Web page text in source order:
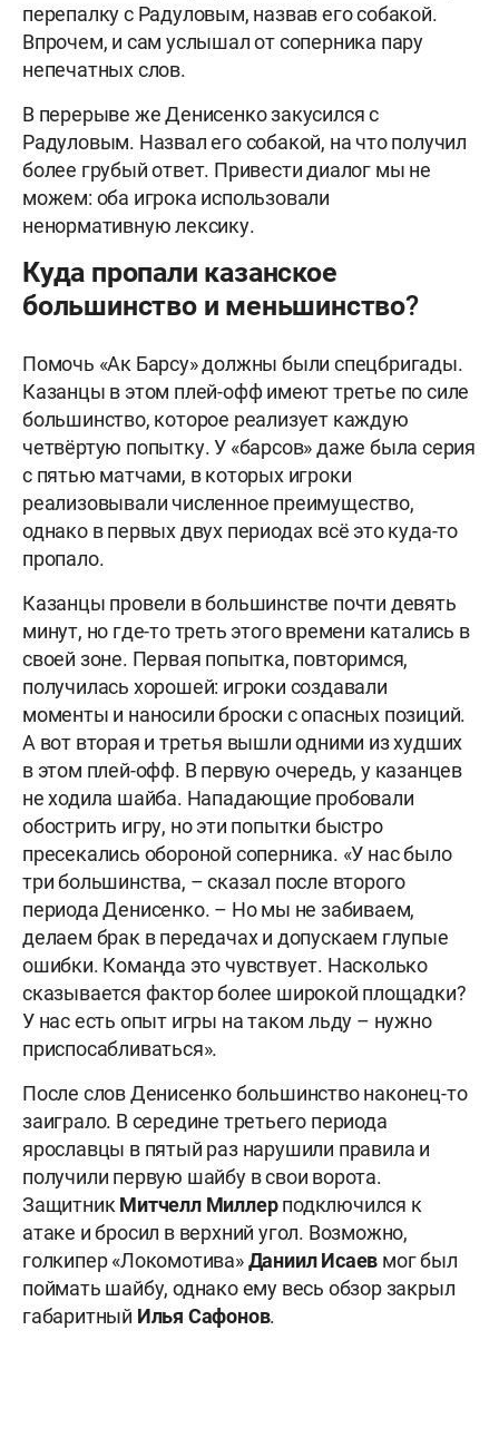
перепалку с Радуловым, назвав его собакой.
Впрочем, и сам услышал от соперника пару
непечатных слов.
В перерыве же Денисенко закусился с
Радуловым. Назвал его собакой, на что получил
более грубый ответ. Привести диалог мы не
можем: оба игрока использовали
ненормативную лексику.
Куда пропали казанское
большинство и меньшинство?
Помочь «Ак Барсу» должны были спецбригады.
Казанцы в этом плей-офф имеют третье по силе
большинство, которое реализует каждую
четвёртую попытку. У «барсов» даже была серия
с пятью матчами, в которых игроки
реализовывали численное преимущество,
однако в первых двух периодах всё это куда-то
пропало.
Казанцы провели в большинстве почти девять
минут, но где-то треть этого времени катались в
своей зоне. Первая попытка, повторимся,
получилась хорошей: игроки создавали
моменты и наносили броски с опасных позиций.
А вот вторая и третья вышли одними из худших
в этом плей-офф. В первую очередь, у казанцев
не ходила шайба. Нападающие пробовали
обострить игру, но эти попытки быстро
пресекались обороной соперника. «У нас было
три большинства, – сказал после второго
периода Денисенко. – Но мы не забиваем,
делаем брак в передачах и допускаем глупые
ошибки. Команда это чувствует. Насколько
сказывается фактор более широкой площадки?
У нас есть опыт игры на таком льду – нужно
приспосабливаться».
После слов Денисенко большинство наконец-то
заиграло. В середине третьего периода
ярославцы в пятый раз нарушили правила и
получили первую шайбу в свои ворота.
ЗащитникМитчелл Миллерподключился к
атаке и бросил в верхний угол. Возможно,
голкипер «Локомотива»Даниил Исаев мог был
поймать шайбу, однако ему весь обзор закрыл
габаритный Илья Сафонов.